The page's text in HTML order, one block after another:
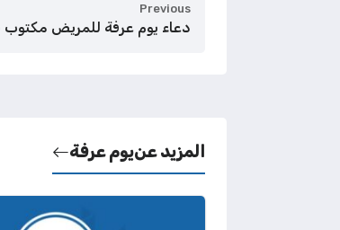
Previous
دعاء يوم عرفة للمريض مكتوب 2026
المزيد عنيوم عرفة